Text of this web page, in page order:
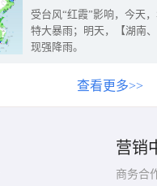
受台风“红霞”影响，今天
特大暴雨；明天，【湖南
现强降雨。
查看更多>>
营销
商务合